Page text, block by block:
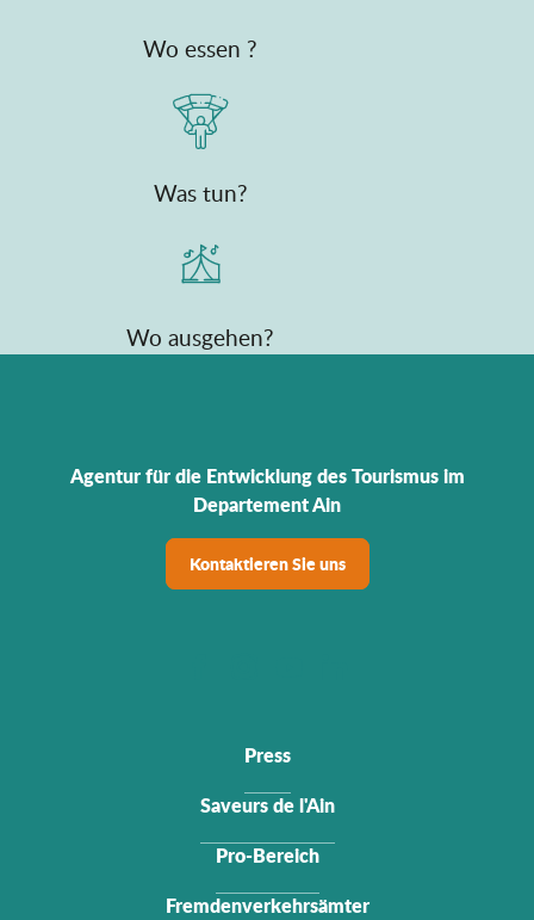
Wo essen ?
Was tun?
Wo ausgehen?
Agentur für die Entwicklung des Tourismus im
Departement Ain
Kontaktieren Sie uns
Press
Saveurs de l'Ain
Pro-Bereich
Fremdenverkehrsämter